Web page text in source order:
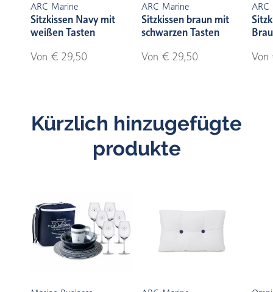
ARC Marine
Sitzkissen Navy mit
weißen Tasten
Von € 29,50
ARC Marine
Sitzkissen braun mit
schwarzen Tasten
Von € 29,50
ARC
Von
Kürzlich hinzugefügte
produkte